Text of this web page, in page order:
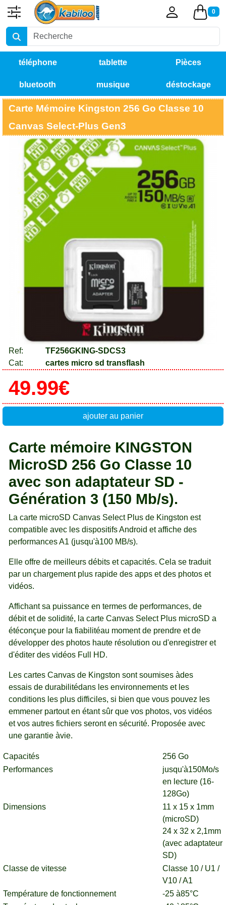
0
téléphone tablette Pièces
détachées
bluetooth musique déstockage
Carte Mémoire Kingston 256 Go Classe 10
Canvas Select-Plus Gen3
Ref:
TF256GKING-SDCS3
Cat:
cartes micro sd transflash
49.99€
ajouter au panier
Carte mémoire KINGSTON
MicroSD 256 Go Classe 10
avec son adaptateur SD -
Génération 3 (150 Mb/s).
La carte microSD Canvas Select Plus de Kingston est
compatible avec les dispositifs Android et affiche des
performances A1 (jusqu'à100 MB/s).
Elle offre de meilleurs débits et capacités. Cela se traduit
par un chargement plus rapide des apps et des photos et
vidéos.
Affichant sa puissance en termes de performances, de
débit et de solidité, la carte Canvas Select Plus microSD a
étéconçue pour la fiabilitéau moment de prendre et de
développer des photos haute résolution ou d'enregistrer et
d'éditer des vidéos Full HD.
Les cartes Canvas de Kingston sont soumises àdes
essais de durabilitédans les environnements et les
conditions les plus difficiles, si bien que vous pouvez les
emmener partout en étant sûr que vos photos, vos vidéos
et vos autres fichiers seront en sécurité. Proposée avec
une garantie àvie.
Capacités
256 Go
Performances
jusqu'à150Mo/s
en lecture (16-
128Go)
Dimensions
11 x 15 x 1mm
(microSD)
24 x 32 x 2,1mm
(avec adaptateur
SD)
Classe de vitesse
Classe 10 / U1 /
V10 / A1
Température de fonctionnement
-25 à85°C